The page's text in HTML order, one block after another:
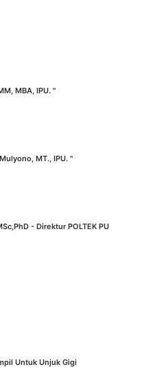
MBA, IPU. "
MT., IPU. "
- Direktur POLTEK PU
Untuk Unjuk Gigi